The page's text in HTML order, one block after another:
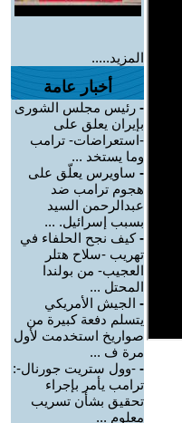
المزيد.....
أخبار عامة
- رئيس مجلس الشورى
بإيران يعلق على
-استعراضات- ترامب
وما يستخد ...
- ساويرس يعلّق على
هجوم ترامب ضد
عبدالرحمن السيد
بسبب إسرائيل. ...
-كيف نجح الحلفاء في
تهريب -سلاح هتلر
العجيب- من بولندا
المحتل ...
- الجيش الأمريكي
يتسلم دفعة كبيرة من
صواريخ استخدمت لأول
مرة ف ...
- -وول ستريت جورنال-:
ترامب يأمر بإجراء
تحقيق بشأن تسريب
معلوم ...